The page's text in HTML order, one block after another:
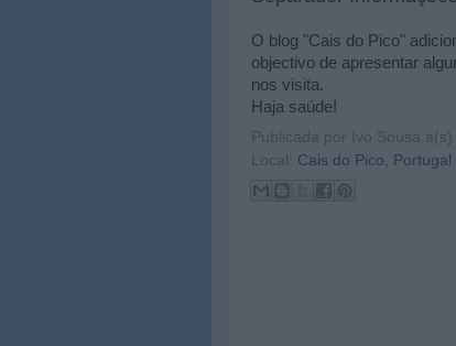
O blog "Cais do Pico"
objectivo de apresentar
nos visita.
Haja saúde!
Publicada por Ivo Sousa à(s)
Local: Cais do Pico, Portugal